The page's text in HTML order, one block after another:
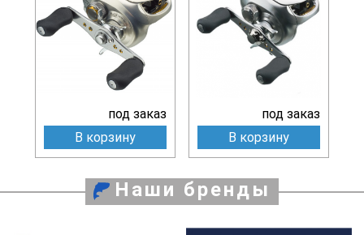
под заказ
В корзину
под заказ
В корзину
Наши бренды